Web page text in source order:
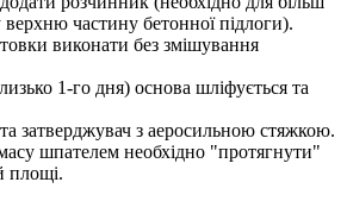
частину бетонної підлоги).
виконати без змішування
1-го дня) основа шліфується та
затверджувач з аеросильною стяжкою.
шпателем необхідно "протягнути"
площі.